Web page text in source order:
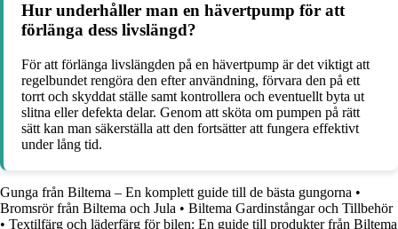
Hur underhåller man en hävertpump för att
förlänga dess livslängd?
För att förlänga livslängden på en hävertpump är det viktigt att
regelbundet rengöra den efter användning, förvara den på ett
torrt och skyddat ställe samt kontrollera och eventuellt byta ut
slitna eller defekta delar. Genom att sköta om pumpen på rätt
sätt kan man säkerställa att den fortsätter att fungera effektivt
under lång tid.
Gunga från Biltema – En komplett guide till de bästa gungorna •
Bromsrör från Biltema och Jula • Biltema Gardinstångar och Tillbehör
• Textilfärg och läderfärg för bilen: En guide till produkter från Biltema